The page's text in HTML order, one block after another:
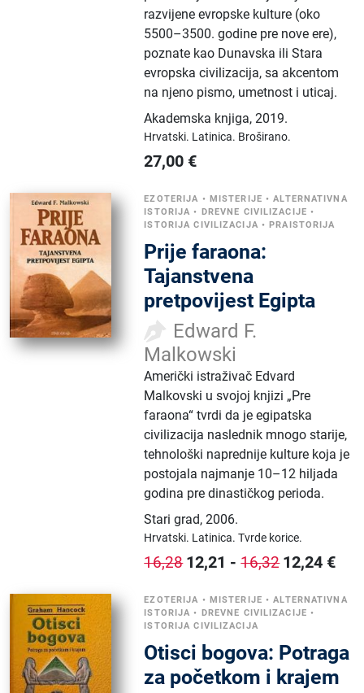
razvijene evropske kulture (oko
5500–3500. godine pre nove ere),
poznate kao Dunavska ili Stara
evropska civilizacija, sa akcentom
na njeno pismo, umetnost i uticaj.
Akademska knjiga,2019.
Hrvatski. Latinica. Broširano.
27,00 €
EZOTERIJA • MISTERIJE •ALTERNATIVNA
ISTORIJA • DREVNE CIVILIZACIJE •
ISTORIJA CIVILIZACIJA •PRAISTORIJA
Prije faraona:
Tajanstvena
pretpovijest Egipta
Edward F.
Malkowski
Američki istraživač Edvard
Malkovski u svojoj knjizi „Pre
faraona“ tvrdi da je egipatska
civilizacija naslednik mnogo starije,
tehnološki naprednije kulture koja je
postojala najmanje 10–12 hiljada
godina pre dinastičkog perioda.
Stari grad,2006.
Hrvatski. Latinica.Tvrde korice.
16,28 12,21 -16,32 12,24 €
EZOTERIJA • MISTERIJE •ALTERNATIVNA
ISTORIJA • DREVNE CIVILIZACIJE •
ISTORIJA CIVILIZACIJA
Otisci bogova: Potraga
za početkom i krajem